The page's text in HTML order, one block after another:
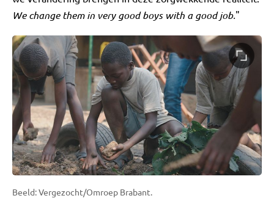
We change them in very good boys with a good job."
Beeld: Vergezocht/Omroep Brabant.